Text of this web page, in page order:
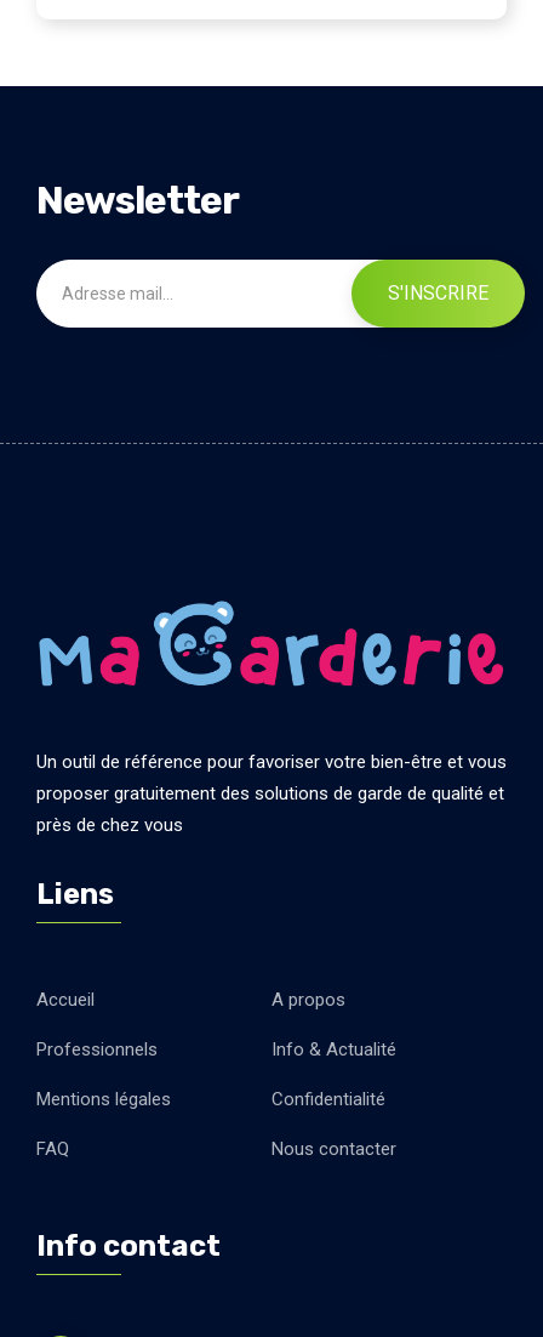
Newsletter
S'INSCRIRE
Un outil de référence pour favoriser votre bien-être et vous
proposer gratuitement des solutions de garde de qualité et
près de chez vous
Liens
Accueil A propos
Professionnels Info & Actualité
Mentions légales Confidentialité
FAQ Nous contacter
Info contact